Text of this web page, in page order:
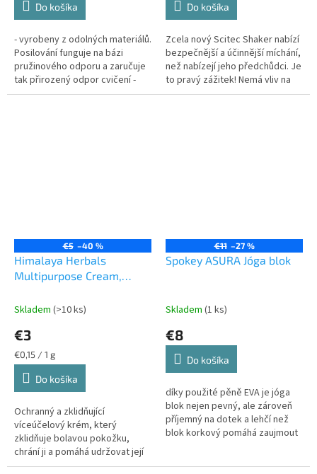
Do košíka
- vyrobeny z odolných materiálů.
Posilování funguje na bázi
pružinového odporu a zaručuje
tak přirozený odpor cvičení -
jsou určené k posilování
Do košíka
Zcela nový Scitec Shaker nabízí
bezpečnější a účinnější míchání,
než nabízejí jeho předchůdci. Je
to pravý zážitek! Nemá vliv na
růst vašich svalů a ani protein se
€5 –40 %
Himalaya Herbals
Multipurpose Cream,
Skladem (>10 ks)
€3
Jednotková
cena:
€0,15 / 1 g
Do košíka
Ochranný a zklidňující
víceúčelový krém, který
zklidňuje bolavou pokožku,
chrání ji a pomáhá udržovat její
dobrý stav. Krém je obohacen o
€11 –27 %
Spokey ASURA Jóga blok
Skladem (1 ks)
€8
Do košíka
díky použité pěně EVA je jóga
blok nejen pevný, ale zároveň
příjemný na dotek a lehčí než
blok korkový pomáhá zaujmout